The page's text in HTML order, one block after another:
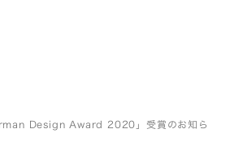
Design Award 2020」受賞のお知ら